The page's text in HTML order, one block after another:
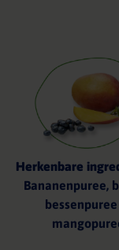
Herkenbare
Bananenpuree,